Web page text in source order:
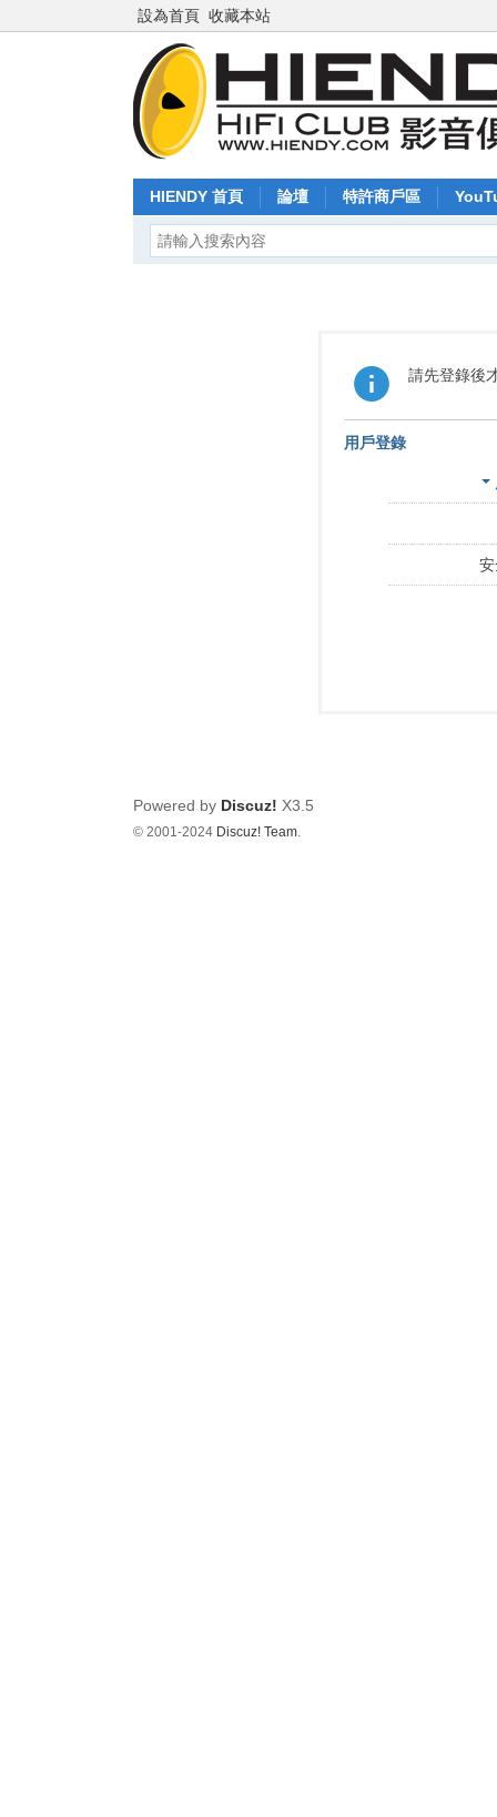
設為首頁 收藏本站
HIENDY 首頁 論壇 特許商戶區
請先登錄後
用戶登錄
Powered by Discuz! X3.5
© 2001-2024 Discuz! Team.